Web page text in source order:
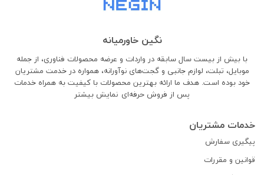
نگین خاورمیانه
با بیش از بیست سال سابقه در واردات و عرضه محصولات فناوری، از جمله
موبایل، تبلت، لوازم جانبی و گجت‌های نوآورانه، همواره در خدمت مشتریان
خود بوده است. هدف ما ارائه بهترین محصولات با کیفیت به همراه خدمات
پس از فروش حرفه‌ای نمایش بیشتر
خدمات مشتریان
پیگیری سفارش
قوانین و مقررات